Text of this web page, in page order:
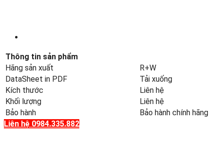
Thông tin sản phẩm
Hãng sản xuất
R+W
DataSheet in PDF
Tải xuống
Kích thước
Liên hệ
Khối lượng
Liên hệ
Bảo hành
Bảo hành chính hãng
Liên hệ 0984.335.882